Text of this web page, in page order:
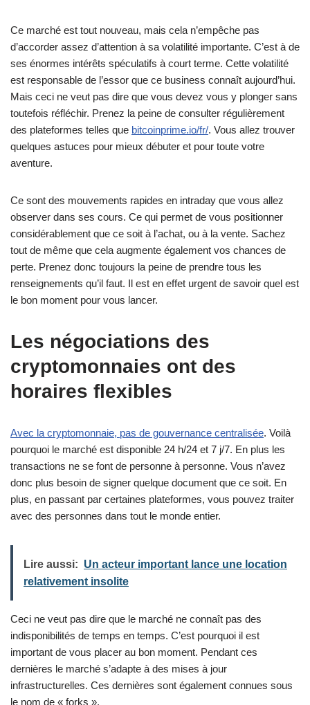
Ce marché est tout nouveau, mais cela n’empêche pas
d’accorder assez d’attention à sa volatilité importante. C’est à de
ses énormes intérêts spéculatifs à court terme. Cette volatilité
est responsable de l’essor que ce business connaît aujourd’hui.
Mais ceci ne veut pas dire que vous devez vous y plonger sans
toutefois réfléchir. Prenez la peine de consulter régulièrement
des plateformes telles que bitcoinprime.io/fr/. Vous allez trouver
quelques astuces pour mieux débuter et pour toute votre
aventure.
Ce sont des mouvements rapides en intraday que vous allez
observer dans ses cours. Ce qui permet de vous positionner
considérablement que ce soit à l’achat, ou à la vente. Sachez
tout de même que cela augmente également vos chances de
perte. Prenez donc toujours la peine de prendre tous les
renseignements qu’il faut. Il est en effet urgent de savoir quel est
le bon moment pour vous lancer.
Les négociations des
cryptomonnaies ont des
horaires flexibles
Avec la cryptomonnaie, pas de gouvernance centralisée. Voilà
pourquoi le marché est disponible 24 h/24 et 7 j/7. En plus les
transactions ne se font de personne à personne. Vous n’avez
donc plus besoin de signer quelque document que ce soit. En
plus, en passant par certaines plateformes, vous pouvez traiter
avec des personnes dans tout le monde entier.
Lire aussi: Un acteur important lance une location
relativement insolite
Ceci ne veut pas dire que le marché ne connaît pas des
indisponibilités de temps en temps. C’est pourquoi il est
important de vous placer au bon moment. Pendant ces
dernières le marché s’adapte à des mises à jour
infrastructurelles. Ces dernières sont également connues sous
le nom de « forks ».